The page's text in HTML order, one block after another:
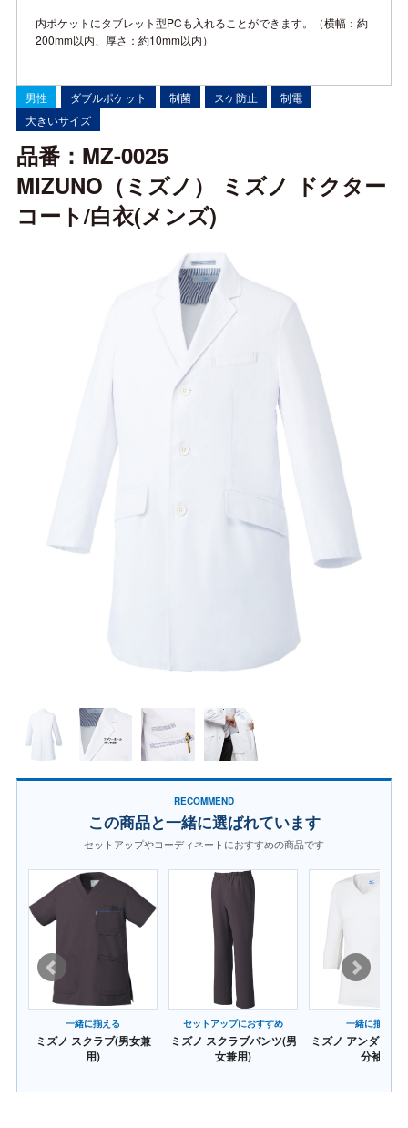
内ポケットにタブレット型PCも入れることができます。（横幅：約
200mm以内、厚さ：約10mm以内）
男性 ダブルポケット 制菌 スケ防止
制電
大きいサイズ
品番：MZ-0025
MIZUNO（ミズノ） ミズノ ドクター
コート/白衣(メンズ)
RECOMMEND
この商品と一緒に選ばれています
セットアップやコーディネートにおすすめの商品です
一緒に揃える
ミズノ スクラブ(男女兼
用)
セットアップにおすすめ
ミズノ スクラブパンツ(男
女兼用)
一緒に揃える
ミズノ アンダーウ
分袖)